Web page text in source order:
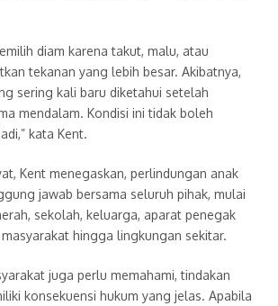
diam karena takut, malu, atau
tekanan yang lebih besar. Akibatnya,
sering kali baru diketahui setelah
mendalam. Kondisi ini tidak boleh
kata Kent.
Kent menegaskan, perlindungan anak
jawab bersama seluruh pihak, mulai
sekolah, keluarga, aparat penegak
hingga lingkungan sekitar.
juga perlu memahami, tindakan
konsekuensi hukum yang jelas. Apabila